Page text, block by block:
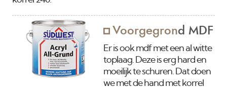
Voorgegrond MDF
Er is ook mdf met een al witte
toplaag. Deze is erg hard en
moeilijk te schuren. Dat doen
we met de hand met korrel